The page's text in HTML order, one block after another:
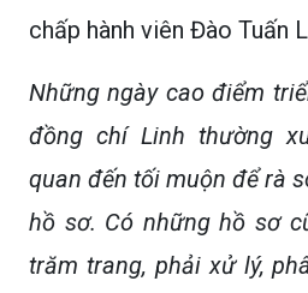
chấp hành viên Đào Tuấn
Những ngày cao điểm
đồng chí Linh thường
quan đến tối muộn để rà
hồ sơ. Có những hồ sơ
trăm trang, phải xử lý,